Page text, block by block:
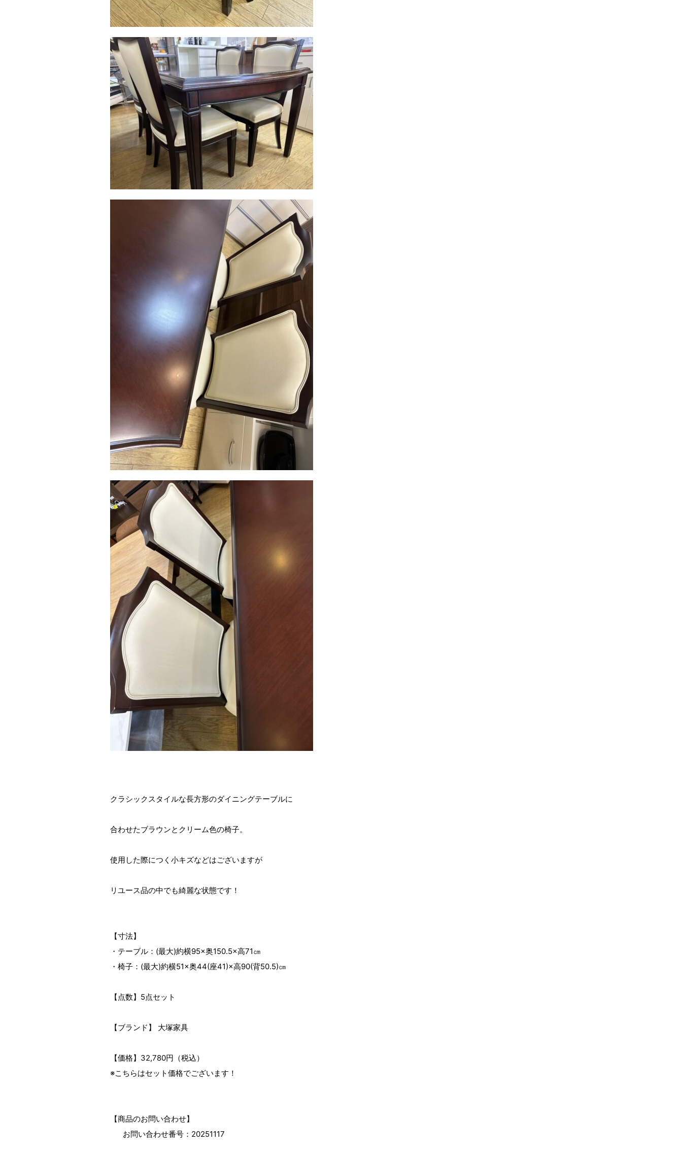
クラシックスタイルな長方形のダイニングテーブルに
合わせたブラウンとクリーム色の椅子。
使用した際につく小キズなどはございますが
リユース品の中でも綺麗な状態です！
【寸法】
・テーブル：(最大)約横95×奥150.5×高71㎝
・椅子：(最大)約横51×奥44(座41)×高90(背50.5)㎝
【点数】5点セット
【ブランド】 大塚家具
【価格】32,780円（税込）
※こちらはセット価格でございます！
【商品のお問い合わせ】
お問い合わせ番号：20251117